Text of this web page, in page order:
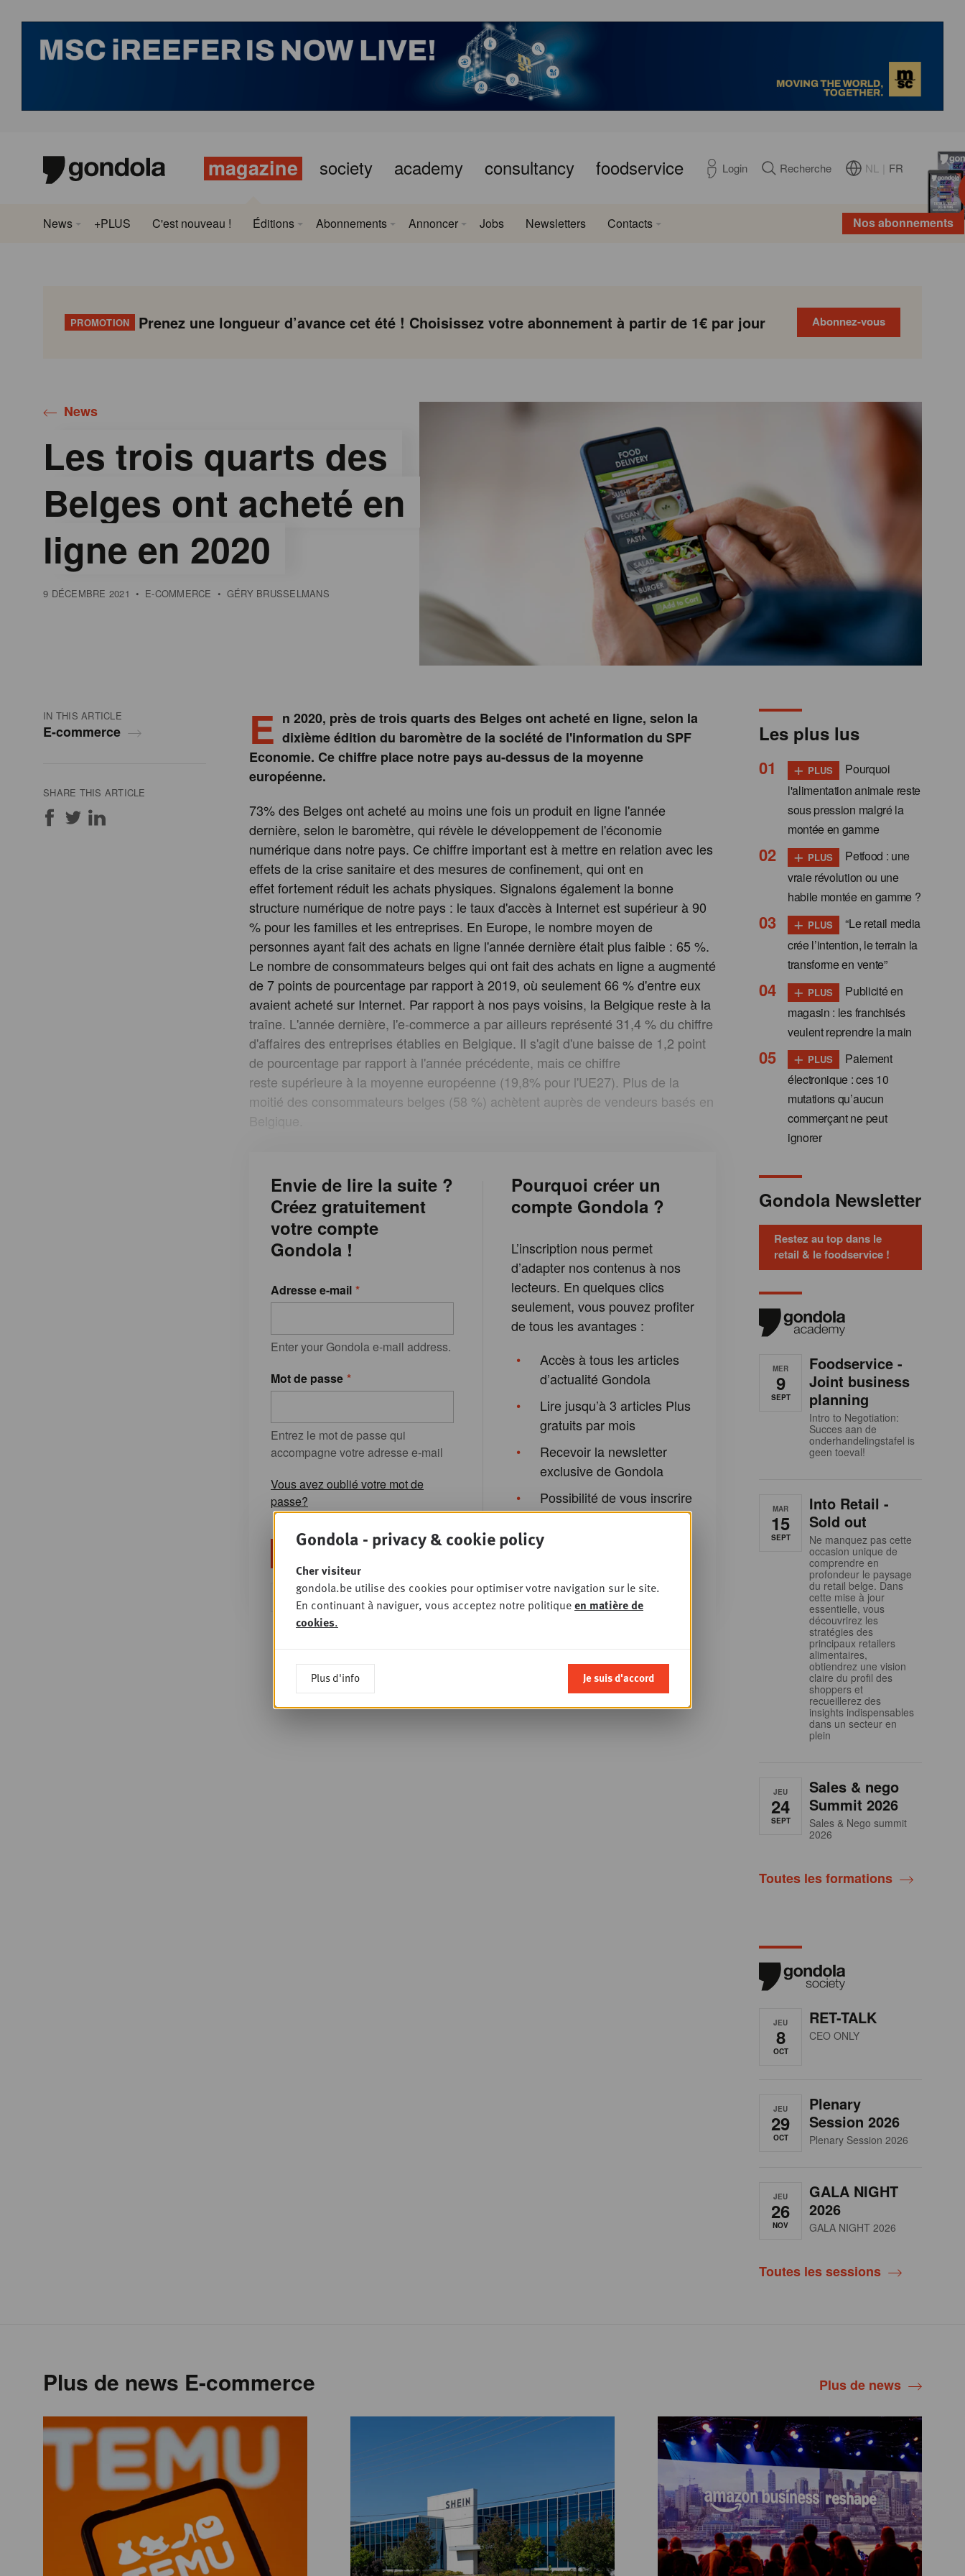
magazine society academy consultancy foodservice Login Recherche NL FR
Nos abonnements
News +PLUS C'est nouveau ! Éditions Abonnements Annoncer Jobs Newsletters Contacts
PROMOTION Prenez une longueur d’avance cet été ! Choisissez votre abonnement à partir de 1€ par jour Abonnez-vous
News
Les trois quarts des
Belges ont acheté en
ligne en 2020
9 DÉCEMBRE 2021 • E-COMMERCE • GÉRY BRUSSELMANS
IN THIS ARTICLE
E-commerce
SHARE THIS ARTICLE
E n 2020, près de trois quarts des Belges ont acheté en ligne, selon la
dixième édition du baromètre de la société de l'information du SPF
Economie. Ce chiffre place notre pays au-dessus de la moyenne
européenne.
73% des Belges ont acheté au moins une fois un produit en ligne l'année
dernière, selon le baromètre, qui révèle le développement de l'économie
numérique dans notre pays. Ce chiffre important est à mettre en relation avec les
effets de la crise sanitaire et des mesures de confinement, qui ont en
effet fortement réduit les achats physiques. Signalons également la bonne
structure numérique de notre pays : le taux d'accès à Internet est supérieur à 90
% pour les familles et les entreprises. En Europe, le nombre moyen de
personnes ayant fait des achats en ligne l'année dernière était plus faible : 65 %.
Le nombre de consommateurs belges qui ont fait des achats en ligne a augmenté
de 7 points de pourcentage par rapport à 2019, où seulement 66 % d'entre eux
avaient acheté sur Internet. Par rapport à nos pays voisins, la Belgique reste à la
traîne. L'année dernière, l'e-commerce a par ailleurs représenté 31,4 % du chiffre
d'affaires des entreprises établies en Belgique. Il s'agit d'une baisse de 1,2 point
de pourcentage par rapport à l'année précédente, mais ce chiffre
reste supérieure à la moyenne européenne (19,8% pour l'UE27). Plus de la
moitié des consommateurs belges (58 %) achètent auprès de vendeurs basés en
Belgique.
Envie de lire la suite ?
Créez gratuitement
votre compte
Gondola !
Adresse e-mail
Enter your Gondola e-mail address.
Mot de passe
Entrez le mot de passe qui
accompagne votre adresse e-mail
Vous avez oublié votre mot de
passe?
Ou s'enregistrer
Pourquoi créer un
compte Gondola ?
L’inscription nous permet
d’adapter nos contenus à nos
lecteurs. En quelques clics
seulement, vous pouvez profiter
de tous les avantages :
Accès à tous les articles
d’actualité Gondola
Lire jusqu’à 3 articles Plus
gratuits par mois
Recevoir la newsletter
exclusive de Gondola
Possibilité de vous inscrire
aux formations de
Gondola Academy et aux
Les plus lus
+ PLUS
Pourquoi
l'alimentation animale reste
sous pression malgré la
montée en gamme
+ PLUS
Petfood : une
vraie révolution ou une
habile montée en gamme ?
+ PLUS
“Le retail media
crée l’intention, le terrain la
transforme en vente”
+ PLUS
Publicité en
magasin : les franchisés
veulent reprendre la main
+ PLUS
Paiement
électronique : ces 10
mutations qu’aucun
commerçant ne peut
ignorer
Gondola Newsletter
Restez au top dans le
retail & le foodservice !
MER
9
SEPT
Foodservice -
Joint business
planning
Intro to Negotiation:
Succes aan de
onderhandelingstafel is
geen toeval!
MAR
15
SEPT
Into Retail -
Sold out
Ne manquez pas cette
occasion unique de
comprendre en
profondeur le paysage
du retail belge. Dans
cette mise à jour
essentielle, vous
découvrirez les
stratégies des
principaux retailers
alimentaires,
obtiendrez une vision
claire du profil des
shoppers et
recueillerez des
insights indispensables
dans un secteur en
plein
JEU
24
SEPT
Sales & nego
Summit 2026
Sales & Nego summit
2026
Toutes les formations
JEU
8
OCT
RET-TALK
CEO ONLY
JEU
29
OCT
Plenary
Session 2026
Plenary Session 2026
JEU
26
NOV
GALA NIGHT
2026
GALA NIGHT 2026
Toutes les sessions
Plus de news E-commerce Plus de news
Gondola - privacy & cookie policy
Cher visiteur
gondola.be utilise des cookies pour optimiser votre navigation sur le site.
En continuant à naviguer, vous acceptez notre politiqueen matière de
cookies.
Plus d'info Je suis d'accord